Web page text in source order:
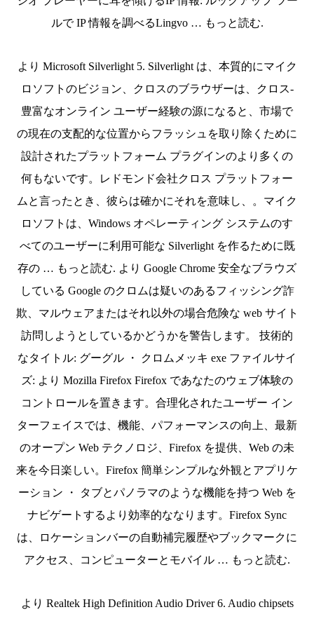
ルで IP 情報を調べるLingvo … もっと読む.
より Microsoft Silverlight 5. Silverlight は、本質的にマイク
ロソフトのビジョン、クロスのブラウザーは、クロス-
豊富なオンライン ユーザー経験の源になると、市場で
の現在の支配的な位置からフラッシュを取り除くために
設計されたプラットフォーム プラグインのより多くの
何もないです。レドモンド会社クロス プラットフォー
ムと言ったとき、彼らは確かにそれを意味し、。マイク
ロソフトは、Windows オペレーティング システムのす
べてのユーザーに利用可能な Silverlight を作るために既
存の … もっと読む. より Google Chrome 安全なブラウズ
している Google のクロムは疑いのあるフィッシング詐
欺、マルウェアまたはそれ以外の場合危険な web サイト
訪問しようとしているかどうかを警告します。 技術的
なタイトル: グーグル ・ クロムメッキ exe ファイルサイ
ズ: より Mozilla Firefox Firefox であなたのウェブ体験の
コントロールを置きます。合理化されたユーザー イン
ターフェイスでは、機能、パフォーマンスの向上、最新
のオープン Web テクノロジ、Firefox を提供、Web の未
来を今日楽しい。Firefox 簡単シンプルな外観とアプリケ
ーション ・ タブとパノラマのような機能を持つ Web を
ナビゲートするより効率的ななります。Firefox Sync
は、ロケーションバーの自動補完履歴やブックマークに
アクセス、コンピューターとモバイル … もっと読む.
より Realtek High Definition Audio Driver 6. Audio chipsets